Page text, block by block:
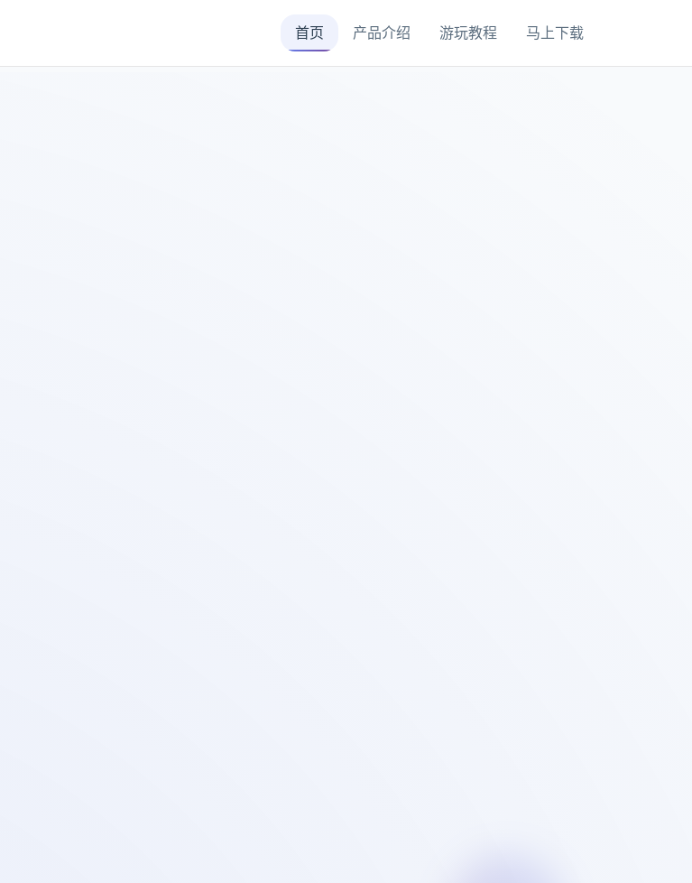
首页 产品介绍 游玩教程 马上下载